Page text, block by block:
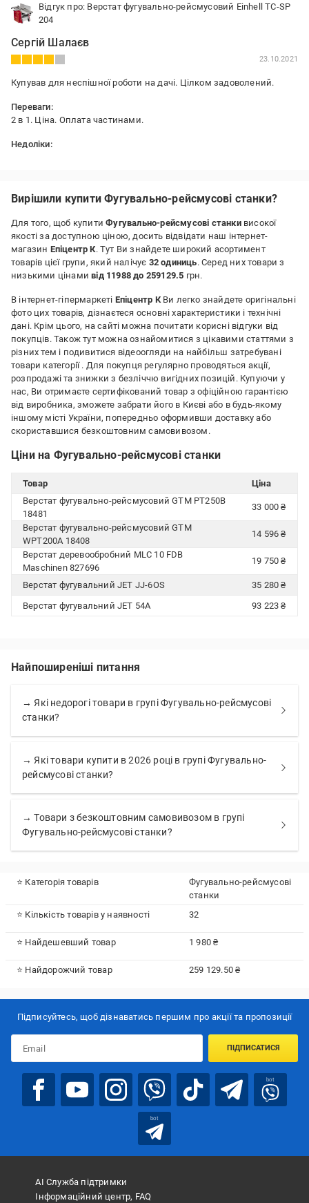
Відгук про: Верстат фугувально-рейсмусовий Einhell TC-SP
204
Сергій Шалаєв
23.10.2021
Купував для неспішної роботи на дачі. Цілком задоволений.
Переваги:
2 в 1. Ціна. Оплата частинами.
Недоліки:
Вирішили купити Фугувально-рейсмусові станки?
Для того, щоб купитиФугувально-рейсмусові станки високої
якості за доступною ціною, досить відвідати наш інтернет-
магазин Епіцентр К. Тут Ви знайдете широкий асортимент
товарів цієї групи, який налічує 32 одиниць. Серед них товари з
низькими цінамивід 11988 до 259129.5 грн.
В інтернет-гіпермаркеті Епіцентр КВи легко знайдете оригінальні
фото цих товарів, дізнаєтеся основні характеристики і технічні
дані. Крім цього, на сайті можна почитати корисні відгуки від
покупців. Також тут можна ознайомитися з цікавими статтями з
різних тем і подивитися відеоогляди на найбільш затребувані
товари категорії . Для покупця регулярно проводяться акції,
розпродажі та знижки з безліччю вигідних позицій. Купуючи у
нас, Ви отримаєте сертифікований товар з офіційною гарантією
від виробника, зможете забрати його в Києві або в будь-якому
іншому місті України, попередньо оформивши доставку або
скориставшися безкоштовним самовивозом.
Ціни на Фугувально-рейсмусові станки
Товар
Ціна
Верстат фугувально-рейсмусовий GTM PT250B
18481
33 000 ₴
Верстат фугувально-рейсмусовий GTM
WPT200A 18408
14 596 ₴
Верстат деревообробний MLC 10 FDB
Maschinen 827696
19 750 ₴
Верстат фугувальний JET JJ-6OS
35 280 ₴
Верстат фугувальний JET 54A
93 223 ₴
Найпоширеніші питання
→ Які недорогі товари в групі Фугувально-рейсмусові
станки?
→ Які товари купити в 2026 році в групі Фугувально-
рейсмусові станки?
→ Товари з безкоштовним самовивозом в групі
Фугувально-рейсмусові станки?
⭐ Категорія товарів
Фугувально-рейсмусові
станки
⭐ Кількість товарів у наявності
32
⭐ Найдешевший товар 1 980 ₴
⭐ Найдорожчий товар 259 129.50 ₴
Підписуйтесь, щоб дізнаватись першим про акції та пропозиції
ПІДПИСАТИСЯ
bot
bot
АІ Служба підтримки
Інформаційний центр, FAQ